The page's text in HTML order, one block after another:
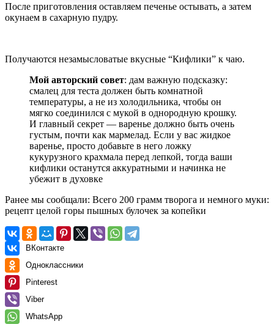
После приготовления оставляем печенье остывать, а затем
окунаем в сахарную пудру.
Получаются незамысловатые вкусные “Кифлики” к чаю.
Мой авторский совет: дам важную подсказку:
смалец для теста должен быть комнатной
температуры, а не из холодильника, чтобы он
мягко соединился с мукой в однородную крошку.
И главный секрет — варенье должно быть очень
густым, почти как мармелад. Если у вас жидкое
варенье, просто добавьте в него ложку
кукурузного крахмала перед лепкой, тогда ваши
кифлики останутся аккуратными и начинка не
убежит в духовке
Ранее мы сообщали: Всего 200 грамм творога и немного муки:
рецепт целой горы пышных булочек за копейки
ВКонтакте
Одноклассники
Pinterest
Viber
WhatsApp